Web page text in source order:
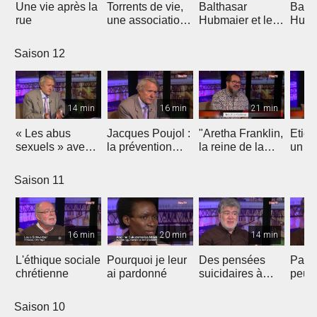
Une vie après la
rue
Torrents de vie,
une association
Balthasar
Hubmaier et les
Saison 12
14 min
« Les abus
sexuels » avec
16 min
Jacques Poujol :
la prévention
21 min
"Aretha Franklin,
la reine de la
un
Saison 11
16 min
L'éthique sociale
chrétienne
20 min
Pourquoi je leur
ai pardonné
14 min
Des pensées
suicidaires à
peut
Saison 10